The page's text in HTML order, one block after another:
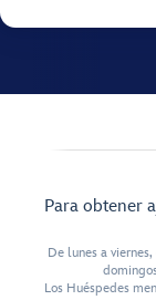
Para obtener
De lunes a
Los Huéspedes